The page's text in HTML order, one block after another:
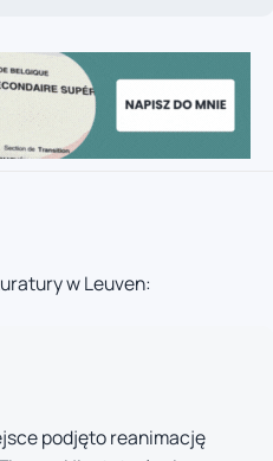
w Leuven:
podjęto reanimację